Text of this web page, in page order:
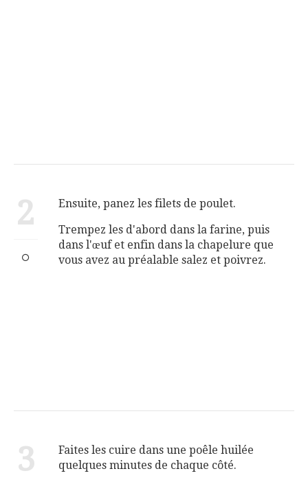
2
Ensuite, panez les filets de poulet.
Trempez les d'abord dans la farine, puis
dans l'œuf et enfin dans la chapelure que
vous avez au préalable salez et poivrez.
3
Faites les cuire dans une poêle huilée
quelques minutes de chaque côté.